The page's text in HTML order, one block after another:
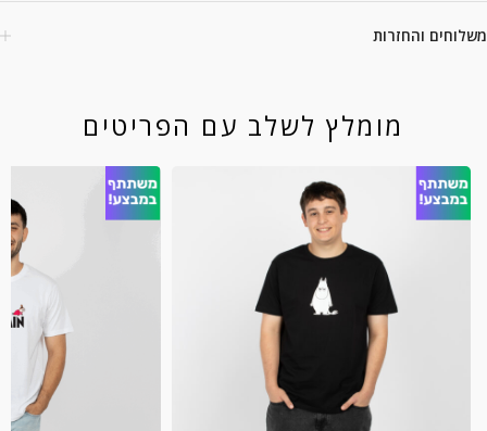
משלוחים והחזרות
מומלץ לשלב עם הפריטים